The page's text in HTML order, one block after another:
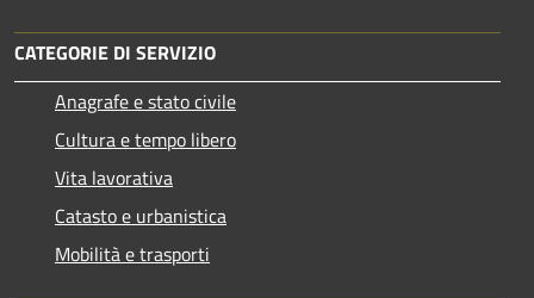
CATEGORIE DI SERVIZIO
Anagrafe e stato civile
Cultura e tempo libero
Vita lavorativa
Catasto e urbanistica
Mobilità e trasporti